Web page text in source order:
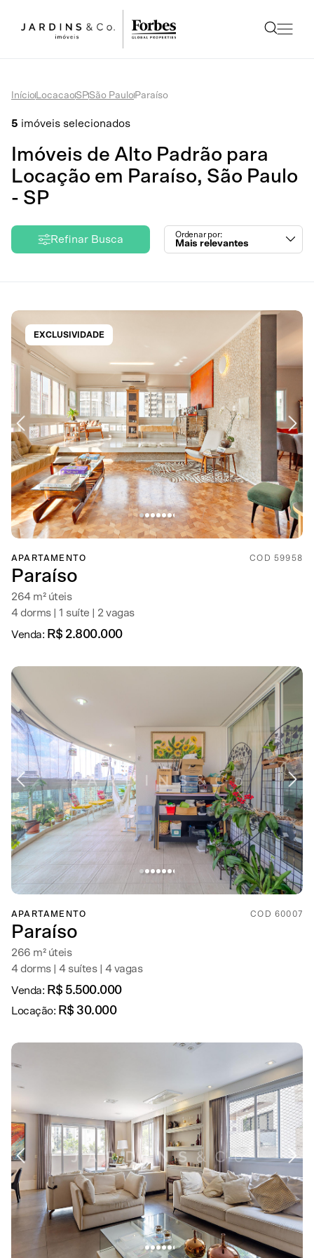
Início LocacaoSPSão Paulo Paraíso
5 imóveis selecionados
Imóveis de Alto Padrão para
Locação em Paraíso, São Paulo
- SP
Refinar Busca Ordenar por:
Mais relevantes
EXCLUSIVIDADE
APARTAMENTO COD 59958
Paraíso
264 m² úteis
4 dorms | 1 suíte | 2 vagas
Venda: R$ 2.800.000
APARTAMENTO COD 60007
Paraíso
266 m² úteis
4 dorms | 4 suítes | 4 vagas
Venda: R$ 5.500.000
Locação: R$ 30.000